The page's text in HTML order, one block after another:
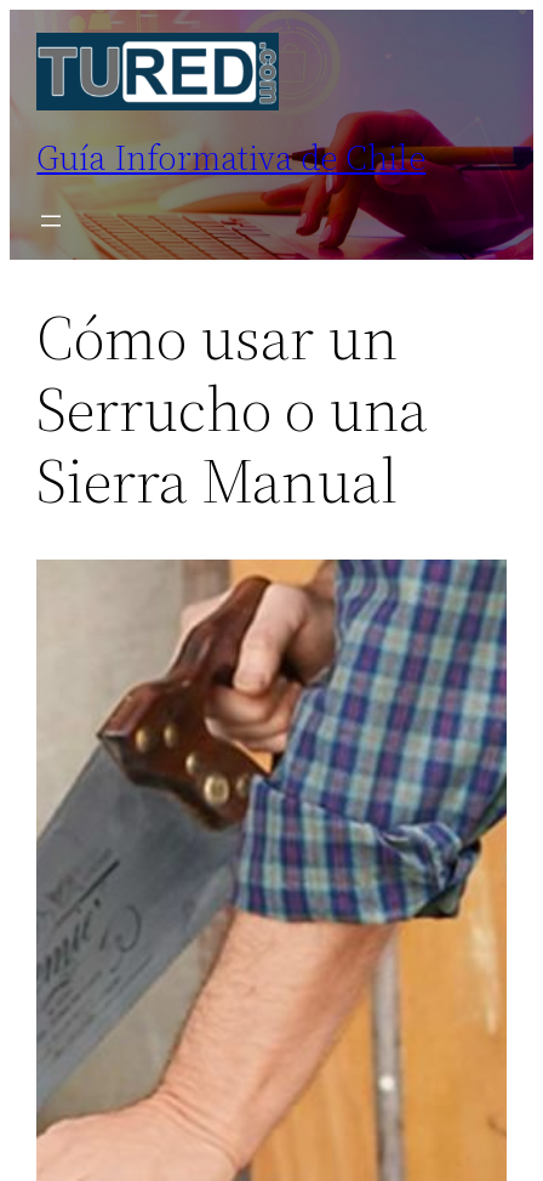
contenido
Guía Informativa de Chile
Cómo usar un
Serrucho o una
Sierra Manual